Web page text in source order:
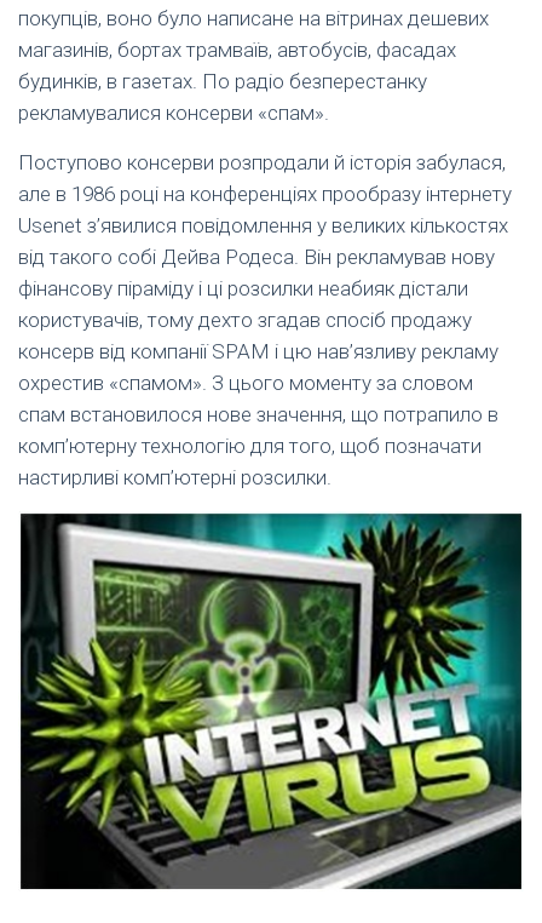
покупців, воно було написане на вітринах дешевих
магазинів, бортах трамваїв, автобусів, фасадах
будинків, в газетах. По радіо безперестанку
рекламувалися консерви «спам».
Поступово консерви розпродали й історія забулася,
але в 1986 році на конференціях прообразу інтернету
Usenet з’явилися повідомлення у великих кількостях
від такого собі Дейва Родеса. Він рекламував нову
фінансову піраміду і ці розсилки неабияк дістали
користувачів, тому дехто згадав спосіб продажу
консерв від компанії SPAM і цю нав’язливу рекламу
охрестив «спамом». З цього моменту за словом
спам встановилося нове значення, що потрапило в
комп’ютерну технологію для того, щоб позначати
настирливі комп’ютерні розсилки.